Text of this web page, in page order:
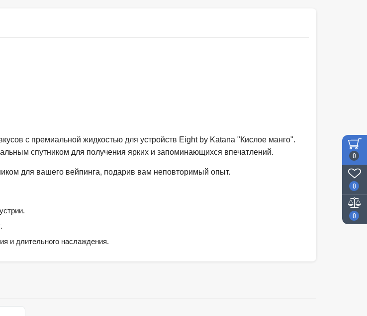
0
0
0
с премиальной жидкостью для устройств Eight by Katana "Кислое манго".
спутником для получения ярких и запоминающихся впечатлений.
для вашего вейпинга, подарив вам неповторимый опыт.
и длительного наслаждения.